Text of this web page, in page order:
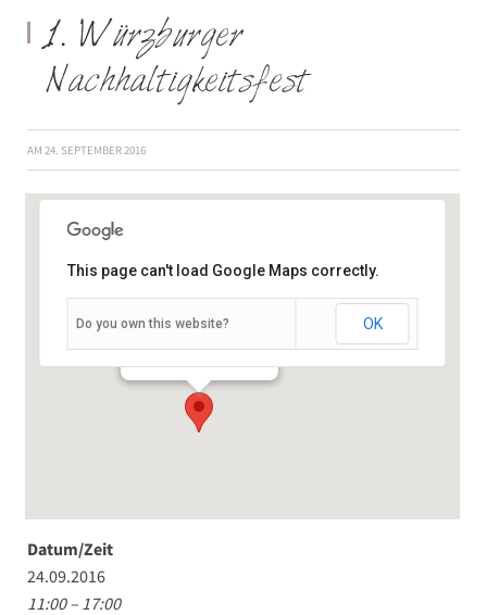
1. Würzburger
Nachhaltigkeitsfest
AM 24. SEPTEMBER 2016
Veranstaltungen
This page can't load Google Maps correctly.
Do you own this website? OK
Datum/Zeit
24.09.2016
11:00 – 17:00